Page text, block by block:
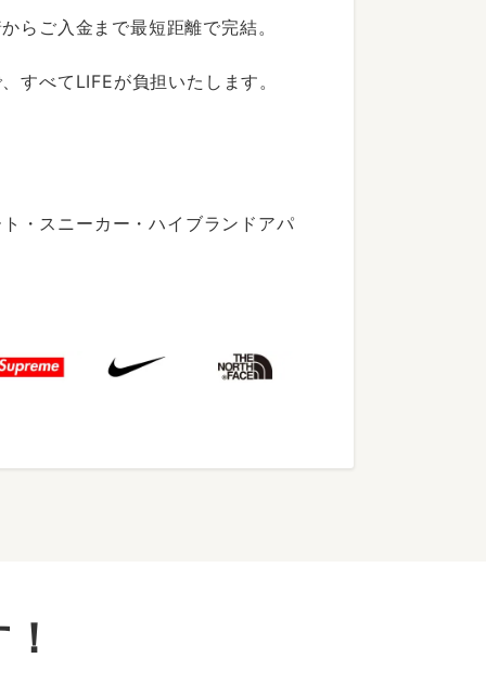
らご入金まで最短距離で完結。
すべてLIFEが負担いたします。
・スニーカー・ハイブランドアパ